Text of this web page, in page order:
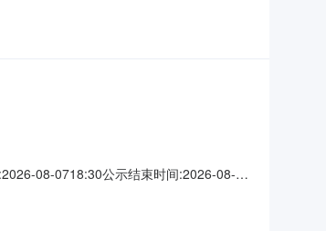
08-0718:30公示结束时间:2026-08-